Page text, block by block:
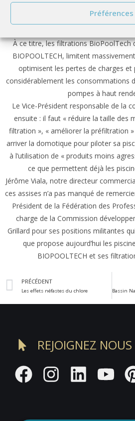
Préférences
consommation n’est pas qu’un
À ce titre, les filtrations BioPoolTech
BIOPOOLTECH, limitent
optimisent les pertes de charges
considérablement les consommations
pompes à haut
Le Vice-Président responsable de la
ensuite : il faut « réduire la taille des
filtration », « améliorer la préfiltration
arriver la domotique pour piloter sa
à l’utilisation de « produits moins
ce que permettent déjà les
Jérôme Viala, notre directeur
ces assises n’a pas manqué de
Président de la Fédération des
charge de la Commission
Grillard pour ses positions militantes
que propose aujourd’hui les
BIOPOOLTECH et ses
PRÉCÉDENT
Les effets néfastes du chlore
REJOIGNEZ NOUS